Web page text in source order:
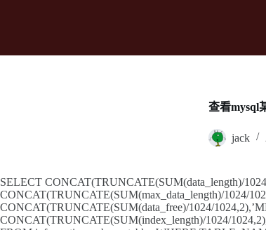
查看mysql
jack
SELECT CONCAT(TRUNCATE(SUM(data_length)/
CONCAT(TRUNCATE(SUM(max_data_length)/1024/
CONCAT(TRUNCATE(SUM(data_free)/1024/
CONCAT(TRUNCATE(SUM(index_length)/1024/